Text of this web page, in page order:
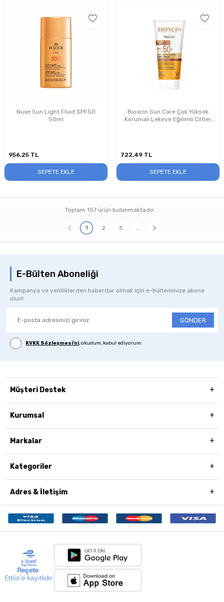
Nuxe Sun Light Fluid SPF50
50ml
956,25 TL
SEPETE EKLE
Bioxcin Sun Care Çok Yüksek
Korumalı Lekeye Eğilimli Ciltler
722,49 TL
SEPETE EKLE
Toplam 157 ürün bulunmaktadır.
1 2 3 …
E-Bülten Aboneliği
Kampanya ve yeniliklerden haberdar olmak için e-bültenimize abone
olun!
GÖNDER
KVKK Sözleşmesi'ni, okudum, kabul ediyorum.
Müşteri Destek
Kurumsal
Markalar
Kategoriler
Adres & İletişim